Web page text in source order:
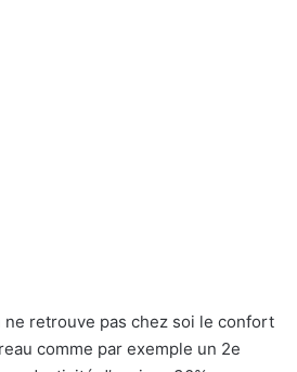
ne retrouve pas chez soi le confort
comme par exemple un 2e